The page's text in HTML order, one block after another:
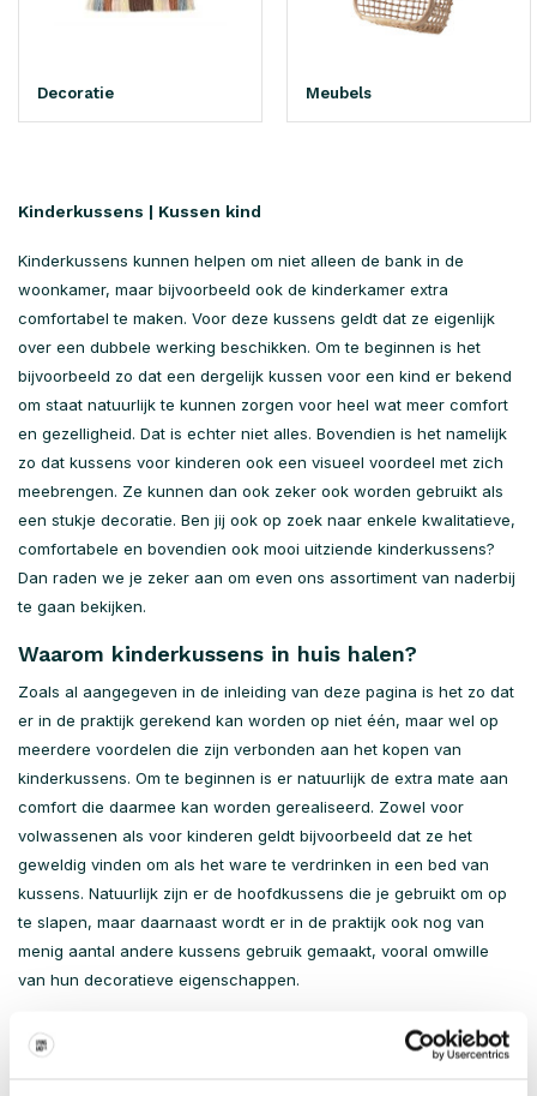
Decoratie Meubels
Kinderkussens | Kussen kind
Kinderkussens kunnen helpen om niet alleen de bank in de
woonkamer, maar bijvoorbeeld ook de kinderkamer extra
comfortabel te maken. Voor deze kussens geldt dat ze eigenlijk
over een dubbele werking beschikken. Om te beginnen is het
bijvoorbeeld zo dat een dergelijk kussen voor een kind er bekend
om staat natuurlijk te kunnen zorgen voor heel wat meer comfort
en gezelligheid. Dat is echter niet alles. Bovendien is het namelijk
zo dat kussens voor kinderen ook een visueel voordeel met zich
meebrengen. Ze kunnen dan ook zeker ook worden gebruikt als
een stukje decoratie. Ben jij ook op zoek naar enkele kwalitatieve,
comfortabele en bovendien ook mooi uitziende kinderkussens?
Dan raden we je zeker aan om even ons assortiment van naderbij
te gaan bekijken.
Waarom kinderkussens in huis halen?
Zoals al aangegeven in de inleiding van deze pagina is het zo dat
er in de praktijk gerekend kan worden op niet één, maar wel op
meerdere voordelen die zijn verbonden aan het kopen van
kinderkussens. Om te beginnen is er natuurlijk de extra mate aan
comfort die daarmee kan worden gerealiseerd. Zowel voor
volwassenen als voor kinderen geldt bijvoorbeeld dat ze het
geweldig vinden om als het ware te verdrinken in een bed van
kussens. Natuurlijk zijn er de hoofdkussens die je gebruikt om op
te slapen, maar daarnaast wordt er in de praktijk ook nog van
menig aantal andere kussens gebruik gemaakt, vooral omwille
van hun decoratieve eigenschappen.
Bovenstaande brengt ons eigenlijk meteen bij het tweede
voordeel waar je op kan rekenen bij het kopen van